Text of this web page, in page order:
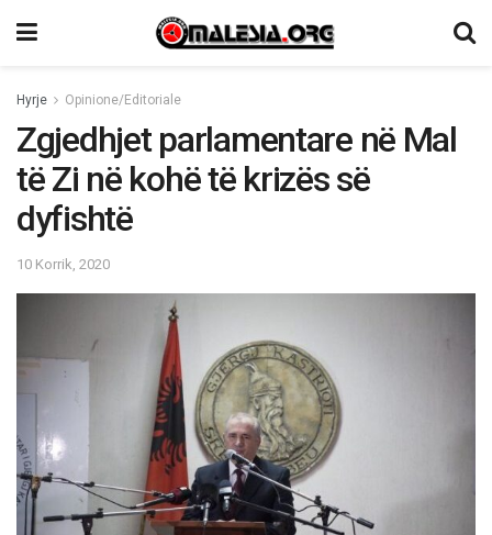
Hyrje Opinione/Editoriale
Zgjedhjet parlamentare në Mal
të Zi në kohë të krizës së
dyfishtë
10 Korrik, 2020